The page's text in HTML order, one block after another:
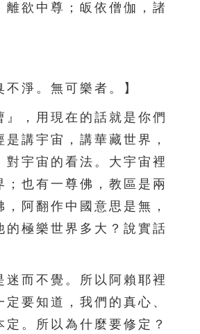
121 122 123 124
126 127 128 129 130
131 132 133 134 135
136 137 138 139 140
141 142 143 144 145
151 152 153 154 155
156 157 158 159 160
欲中尊；皈依僧伽，諸
淨。無可樂者。】
，用現在的話就是你們
講宇宙，講華藏世界，
宇宙的看法。大宇宙裡
也有一尊佛，教區是兩
阿翻作中國意思是無，
極樂世界多大？說實話
而不覺。所以阿賴耶裡
要知道，我們的真心、
。所以為什麼要修定？